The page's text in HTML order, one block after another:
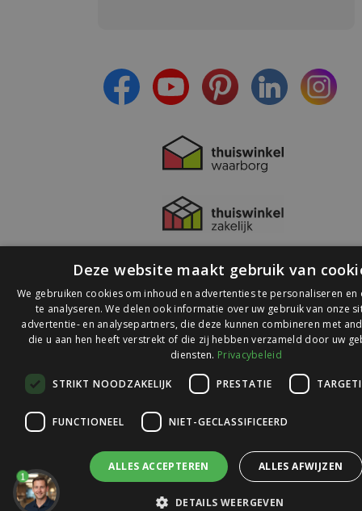
© 2026 Ledlichtdiscounter.nl
op
Webwinkelkeur
1
Deze website maakt gebruik van
We gebruiken cookies om inhoud en advertenties te personaliseren en
te analyseren. We delen ook informatie over uw gebruik van onze
advertentie- en analysepartners, die deze kunnen combineren met
die u aan hen heeft verstrekt of die zij hebben verzameld door uw
diensten. Privacybeleid
STRIKT NOODZAKELIJK PRESTATIE
FUNCTIONEEL NIET-GECLASSIFICEERD
ALLES ACCEPTEREN ALLES AFWIJZEN
DETAILS WEERGEVEN